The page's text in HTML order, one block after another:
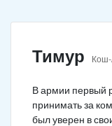
Тимур Кош-
В армии первый
принимать за
был уверен в